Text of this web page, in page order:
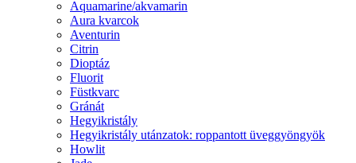
Aquamarine/akvamarin
Aura kvarcok
Aventurin
Citrin
Dioptáz
Fluorit
Füstkvarc
Gránát
Hegyikristály
Hegyikristály utánzatok: roppantott üveggyöngyök
Howlit